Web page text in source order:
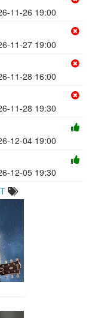
11-26 19:00
11-27 19:00
11-28 16:00
11-28 19:30
12-04 19:00
12-05 19:30